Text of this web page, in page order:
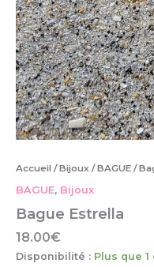
Accueil /Bijoux /BAGUE /
BAGUE, Bijoux
Bague Estrella
18.00€
Disponibilité : Plus que